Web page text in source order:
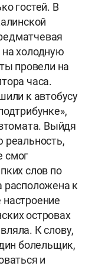
гостей. В
холодную
провели на
часа.
к автобусу
Выйдя
реальность,
смог
слов по
расположена к
островах
К слову,
болельщик,
и